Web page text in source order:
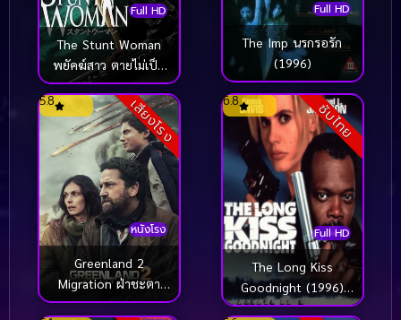
Full HD
The Stunt Woman
พยัคฆ์สาว ตายไม่เป็น
(1996)
Full HD
The Imp นรกรอรัก
(1996)
เสียงโรง
หนังโรง
5.8
Greenland 2
Migration ฝ่าชะตา
โลกาวินาศ (2025)
ซับไทย
Full HD
6.8
The Long Kiss
Goodnight (1996)
ชาร์ลีน มหาประลัย